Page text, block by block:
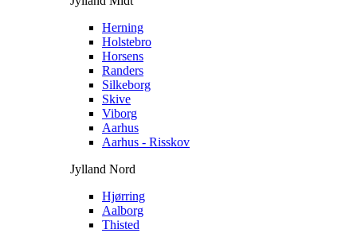
Herning
Holstebro
Horsens
Randers
Silkeborg
Skive
Viborg
Aarhus
Aarhus - Risskov
Jylland Nord
Hjørring
Aalborg
Thisted